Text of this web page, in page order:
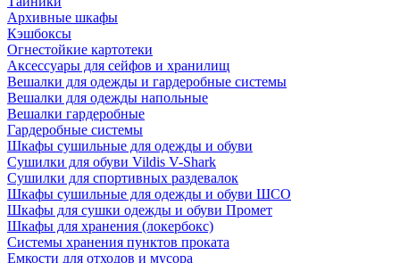
Архивные шкафы
Кэшбоксы
Огнестойкие картотеки
Аксессуары для сейфов и хранилищ
Вешалки для одежды и гардеробные системы
Вешалки для одежды напольные
Вешалки гардеробные
Гардеробные системы
Шкафы сушильные для одежды и обуви
Сушилки для обуви Vildis V-Shark
Сушилки для спортивных раздевалок
Шкафы сушильные для одежды и обуви ШСО
Шкафы для сушки одежды и обуви Промет
Шкафы для хранения (локербокс)
Системы хранения пунктов проката
Емкости для отходов и мусора